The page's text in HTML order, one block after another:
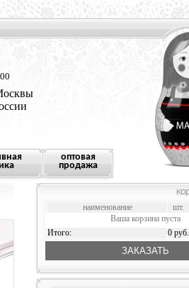
оптовая
продажа
наименование шт.
Ваша корзина пуста
Итого:
0 руб.
ЗАКАЗАТЬ